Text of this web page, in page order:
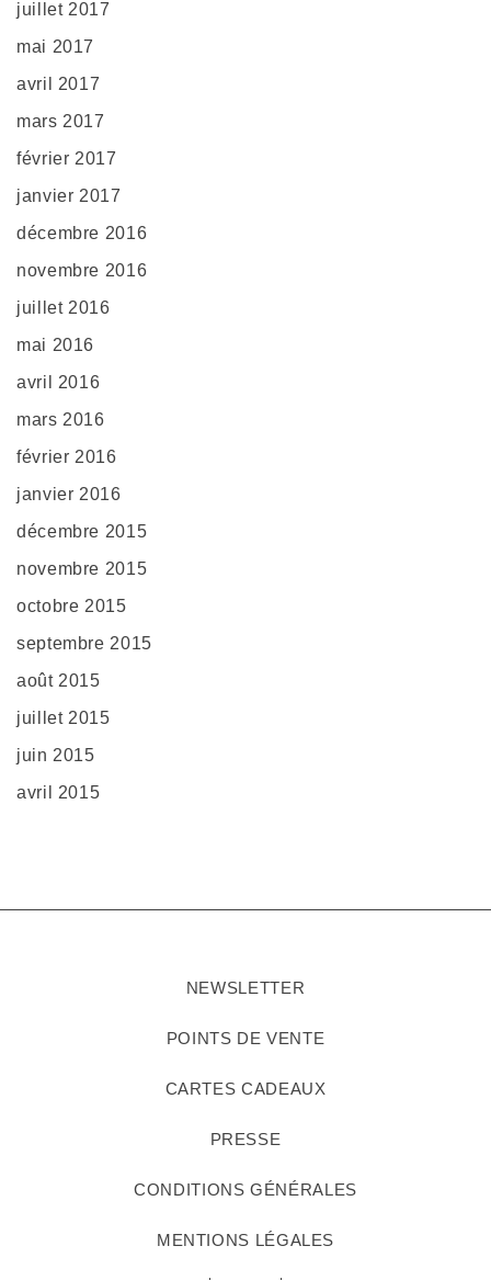
juillet 2017
mai 2017
avril 2017
mars 2017
février 2017
janvier 2017
décembre 2016
novembre 2016
juillet 2016
mai 2016
avril 2016
mars 2016
février 2016
janvier 2016
décembre 2015
novembre 2015
octobre 2015
septembre 2015
août 2015
juillet 2015
juin 2015
avril 2015
NEWSLETTER
POINTS DE VENTE
CARTES CADEAUX
PRESSE
CONDITIONS GÉNÉRALES
MENTIONS LÉGALES